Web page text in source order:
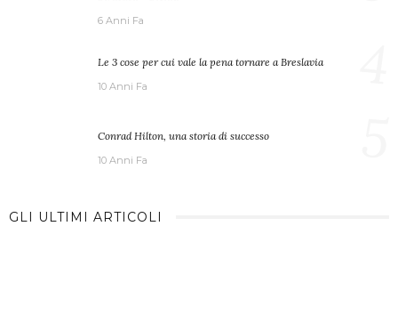
6 Anni Fa
Le 3 cose per cui vale la pena tornare a Breslavia
10 Anni Fa
Conrad Hilton, una storia di successo
10 Anni Fa
GLI ULTIMI ARTICOLI